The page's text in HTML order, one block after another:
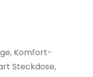
Komfort-
Steckdose,